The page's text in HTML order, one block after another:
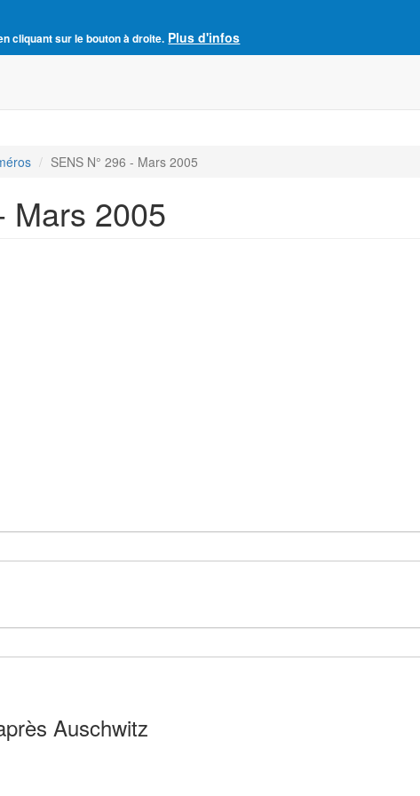
cliquant sur le bouton à droite. Plus d'infos
Chrétienne de France Accueil
SENS N° 296 - Mars 2005
Mars 2005
Auschwitz